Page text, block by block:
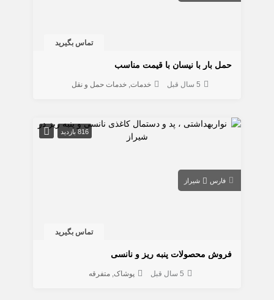
تماس بگیرید
حمل بار با نیسان با قیمت مناسب
5 سال قبل خدمات خدمات حمل و نقل
816 بازدید
فارس شیراز
تماس بگیرید
فروش محصولات پنبه ریز و نانسی
5 سال قبل پوشاک متفرقه